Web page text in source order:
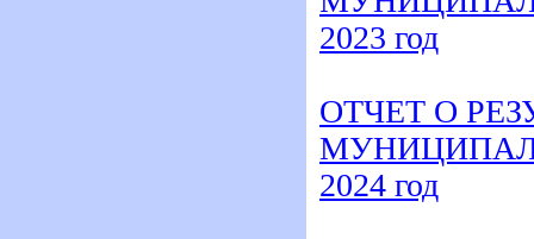
2023 год
ОТЧЕТ О
2024 год